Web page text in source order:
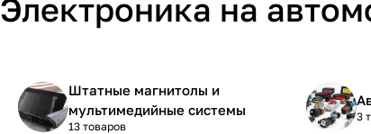
Электроника на
Штатные магнитолы и
мультимедийные системы
13 товаров
3